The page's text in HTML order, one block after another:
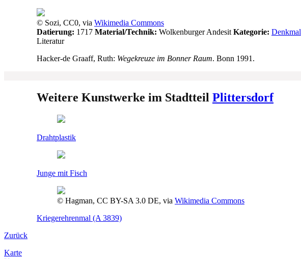
© Sozi, CC0, via Wikimedia Commons
Datierung: 1717 Material/Technik: Wolkenburger Andesit Kategorie: Denkmal
Literatur
Hacker-de Graaff, Ruth: Wegekreuze im Bonner Raum. Bonn 1991.
Weitere Kunstwerke im Stadtteil Plittersdorf
Drahtplastik
Junge mit Fisch
© Hagman, CC BY-SA 3.0 DE, via Wikimedia Commons
Kriegerehrenmal (A 3839)
Zurück
Karte